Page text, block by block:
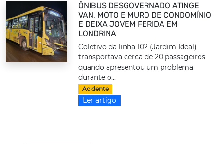
ÔNIBUS DESGOVERNADO ATINGE
VAN, MOTO E MURO DE CONDOMÍNIO
E DEIXA JOVEM FERIDA EM
LONDRINA
Coletivo da linha 102 (Jardim Ideal)
transportava cerca de 20 passageiros
quando apresentou um problema
durante o...
Acidente
Ler artigo